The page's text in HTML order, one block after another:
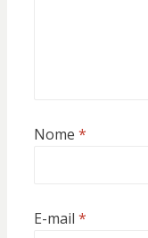
Nome *
E-mail *